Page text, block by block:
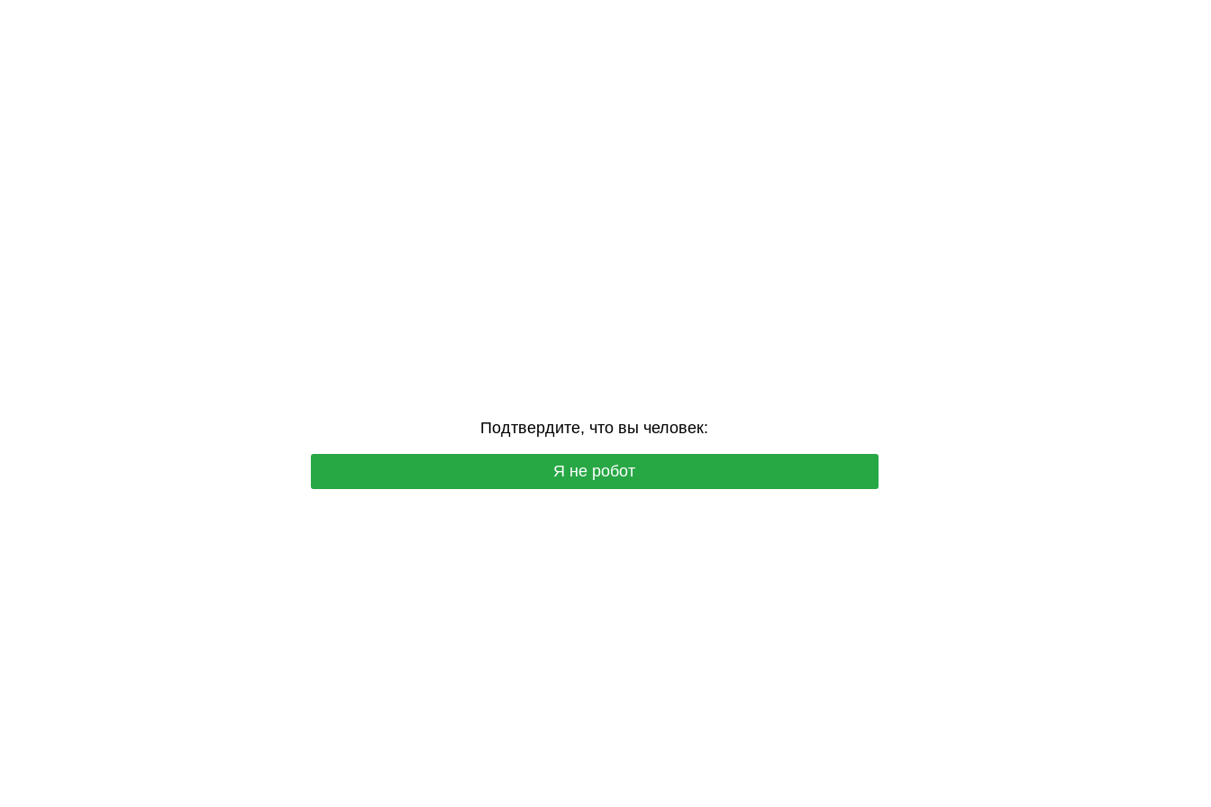
Подтвердите, что вы человек:
Я не робот